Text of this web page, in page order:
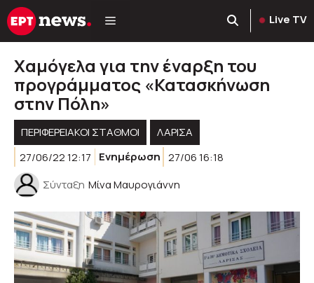
Μετάβαση
σε
Live TV
Χαμόγελα για την έναρξη του
προγράμματος «Κατασκήνωση
στην Πόλη»
ΠΕΡΙΦΕΡΕΙΑΚΟΊ ΣΤΑΘΜΟΊ
ΛΑΡΙΣΑ
27/06/22 12:17
Ενημέρωση 27/06 16:18
Σύνταξη Μίνα Μαυρογιάννη